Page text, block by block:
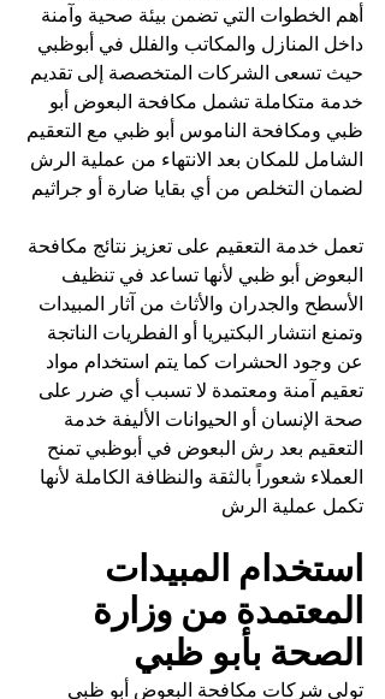
أهم الخطوات التي تضمن بيئة صحية وآمنة
داخل المنازل والمكاتب والفلل في أبوظبي
حيث تسعى الشركات المتخصصة إلى تقديم
خدمة متكاملة تشمل مكافحة البعوض أبو
ظبي ومكافحة الناموس أبو ظبي مع التعقيم
الشامل للمكان بعد الانتهاء من عملية الرش
لضمان التخلص من أي بقايا ضارة أو جراثيم
تعمل خدمة التعقيم على تعزيز نتائج مكافحة
البعوض أبو ظبي لأنها تساعد في تنظيف
الأسطح والجدران والأثاث من آثار المبيدات
وتمنع انتشار البكتيريا أو الفطريات الناتجة
عن وجود الحشرات كما يتم استخدام مواد
تعقيم آمنة ومعتمدة لا تسبب أي ضرر على
صحة الإنسان أو الحيوانات الأليفة خدمة
التعقيم بعد رش البعوض في أبوظبي تمنح
العملاء شعوراً بالثقة والنظافة الكاملة لأنها
تكمل عملية الرش
استخدام المبيدات
المعتمدة من وزارة
الصحة بأبو ظبي
تولي شركات مكافحة البعوض أبو ظبي